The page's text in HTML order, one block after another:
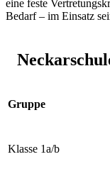
eine feste
Bedarf – im Einsatz
Gruppe
Klasse 1a/b